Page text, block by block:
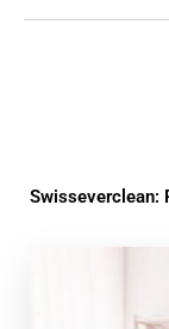
Swisseverclean: